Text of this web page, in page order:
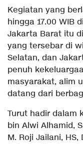
Kegiatan yang
hingga 17.00 WIB
Jakarta Barat itu
yang tersebar di
Selatan, dan
penuh
masyarakat, alim
datang dari
Turut hadir dalam
bin Alwi Alhamid,
M. Roji Jailani,